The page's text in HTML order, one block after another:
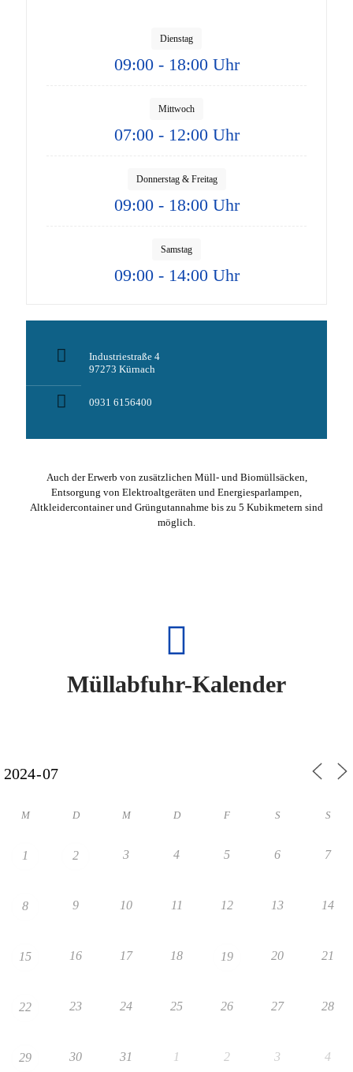
Dienstag
09:00 - 18:00 Uhr
Mittwoch
07:00 - 12:00 Uhr
Donnerstag & Freitag
09:00 - 18:00 Uhr
Samstag
09:00 - 14:00 Uhr
Industriestraße 4
97273 Kürnach
0931 6156400
Auch der Erwerb von zusätzlichen Müll- und Biomüllsäcken,
Entsorgung von Elektroaltgeräten und Energiesparlampen,
Altkleidercontainer und Grüngutannahme bis zu 5 Kubikmetern sind
möglich.
Müllabfuhr-Kalender
M D M D F S S
1 2 3 4 5 6 7
8 9 10 11 12 13 14
15 16 17 18 19 20 21
22 23 24 25 26 27 28
29 30 31 1 2 3 4